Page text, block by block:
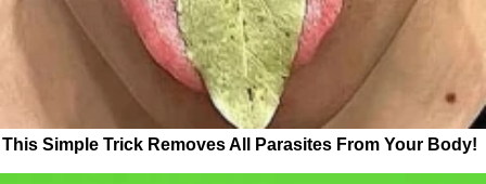
This Simple Trick Removes All Parasites From Your Body!